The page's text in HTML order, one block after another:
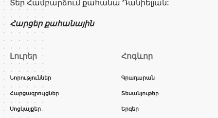
Տեր Համբարձում քահանա Դանիելյան:
Հարցեր քահանային
Լուրեր
Նորություններ
Հարցազրույցներ
Սոցկայքեր
Հոգևոր
Գրադարան
Տեսանյութեր
Երգեր